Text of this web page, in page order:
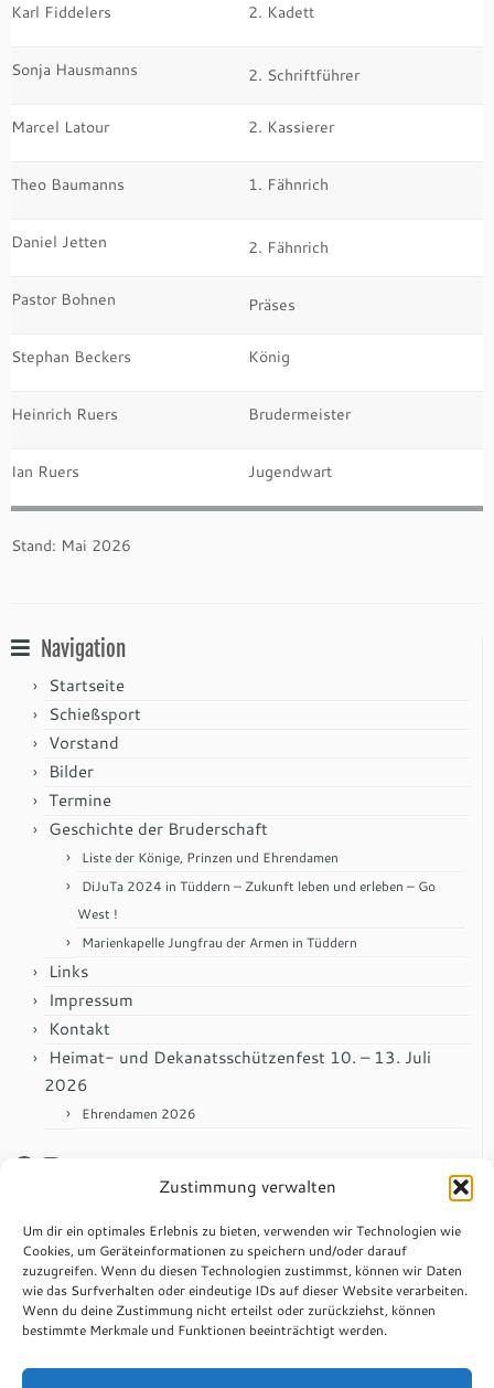
Zustimmung verwalten
Um dir ein optimales Erlebnis zu bieten, verwenden wir Technologien wie
Cookies, um Geräteinformationen zu speichern und/oder darauf
zuzugreifen. Wenn du diesen Technologien zustimmst, können wir Daten
wie das Surfverhalten oder eindeutige IDs auf dieser Website verarbeiten.
Wenn du deine Zustimmung nicht erteilst oder zurückziehst, können
bestimmte Merkmale und Funktionen beeinträchtigt werden.
Karl Fiddelers 2. Kadett
Sonja Hausmanns 2. Schriftführer
Marcel Latour 2. Kassierer
Theo Baumanns 1. Fähnrich
Daniel Jetten 2. Fähnrich
Pastor Bohnen Präses
Stephan Beckers König
Heinrich Ruers Brudermeister
Ian Ruers Jugendwart
Stand: Mai 2026
Navigation
Startseite
Schießsport
Vorstand
Bilder
Termine
Geschichte der Bruderschaft
Liste der Könige, Prinzen und Ehrendamen
DiJuTa 2024 in Tüddern – Zukunft leben und erleben – Go
West !
Marienkapelle Jungfrau der Armen in Tüddern
Links
Impressum
Kontakt
Heimat- und Dekanatsschützenfest 10. – 13. Juli
2026
Ehrendamen 2026
Facebook
Instagram
Impressum
Datenschutzerklärung
St. Sebastianus Schützenbruderschaft Tüddern e.V.